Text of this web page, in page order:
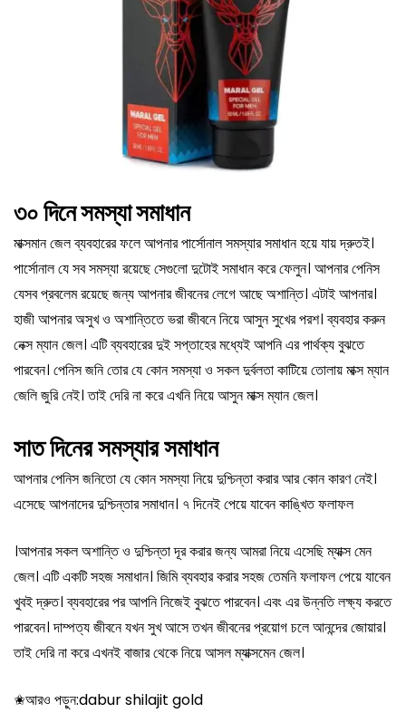
৩০দিনেসমস্যাসমাধান
মাক্সমান জেল ব্যবহারের ফলে আপনার পার্সোনাল সমস্যার সমাধান হয়ে যায় দ্রুতই।
পার্সোনাল যে সব সমস্যা রয়েছে সেগুলো দুটোই সমাধান করে ফেলুন। আপনার পেনিস
যেসব প্রবলেম রয়েছে জন্য আপনার জীবনের লেগে আছে অশান্তি। এটাই আপনার।
হাজী আপনার অসুখ ও অশান্তিতে ভরা জীবনে নিয়ে আসুন সুখের পরশ। ব্যবহার করুন
নেক্স ম্যান জেল। এটি ব্যবহারের দুই সপ্তাহের মধ্যেই আপনি এর পার্থক্য বুঝতে
পারবেন। পেনিস জনি তোর যে কোন সমস্যা ও সকল দুর্বলতা কাটিয়ে তোলায় মাক্স ম্যান
জেলি জুরি নেই। তাই দেরি না করে এখনি নিয়ে আসুন মাক্স ম্যান জেল।
সাত দিনের সমস্যার সমাধান
আপনার পেনিস জনিতো যে কোন সমস্যা নিয়ে দুশ্চিন্তা করার আর কোন কারণ নেই।
এসেছে আপনাদের দুশ্চিন্তার সমাধান। ৭ দিনেই পেয়ে যাবেন কাঙ্খিত ফলাফল
।আপনার সকল অশান্তি ও দুশ্চিন্তা দূর করার জন্য আমরা নিয়ে এসেছি ম্যাক্স মেন
জেল। এটি একটি সহজ সমাধান। জিমি ব্যবহার করার সহজ তেমনি ফলাফল পেয়ে যাবেন
খুবই দ্রুত। ব্যবহারের পর আপনি নিজেই বুঝতে পারবেন। এবং এর উন্নতি লক্ষ্য করতে
পারবেন। দাম্পত্য জীবনে যখন সুখ আসে তখন জীবনের প্রয়োগ চলে আনন্দের জোয়ার।
তাই দেরি না করে এখনই বাজার থেকে নিয়ে আসল ম্যাক্সমেন জেল।
✬আরও পড়ুন:dabur shilajit gold